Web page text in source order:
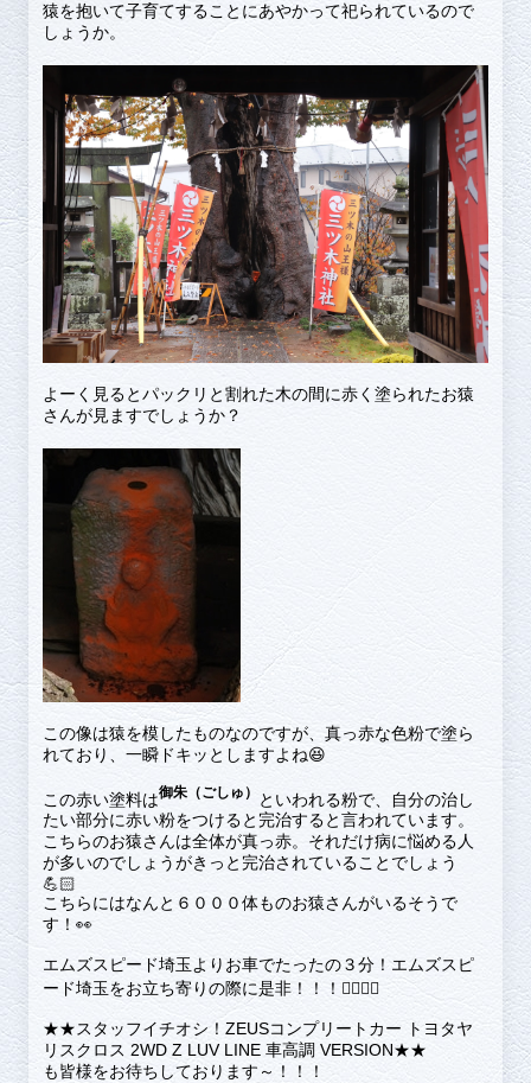
猿を抱いて子育てすることにあやかって祀られているので
しょうか。
よーく見るとパックリと割れた木の間に赤く塗られたお猿
さんが見ますでしょうか？
この像は猿を模したものなのですが、真っ赤な色粉で塗ら
れており、一瞬ドキッとしますよね😆
この赤い塗料は御朱（ごしゅ）
といわれる粉で、自分の治し
たい部分に赤い粉をつけると完治すると言われています。
こちらのお猿さんは全体が真っ赤。それだけ病に悩める人
が多いのでしょうがきっと完治されていることでしょう
💪🏻
こちらにはなんと６０００体ものお猿さんがいるそうで
す！👀
エムズスピード埼玉よりお車でたったの３分！エムズスピ
ード埼玉をお立ち寄りの際に是非！！！👍🏻👍🏻
★★スタッフイチオシ！ZEUSコンプリートカー トヨタヤ
リスクロス 2WD Z LUV LINE 車高調 VERSION★★
も皆様をお待ちしております～！！！